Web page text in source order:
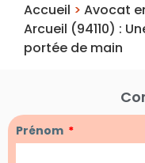
Accueil > Avocat
Arcueil (94110) :
portée de main
Prénom